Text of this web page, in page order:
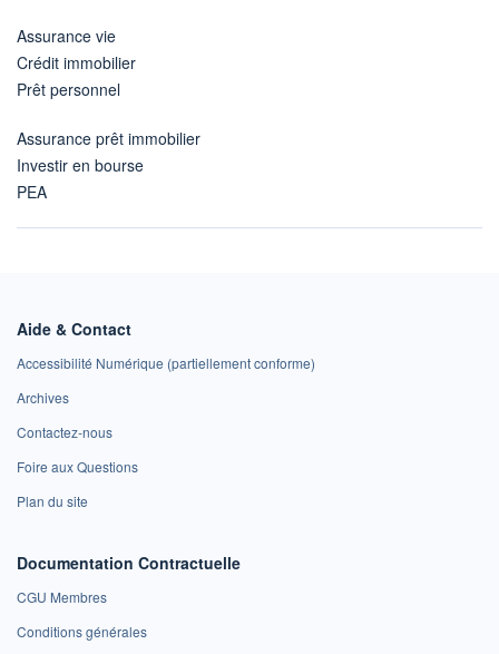
Assurance vie
Crédit immobilier
Prêt personnel
Assurance prêt immobilier
Investir en bourse
PEA
Aide & Contact
Accessibilité Numérique (partiellement conforme)
Archives
Contactez-nous
Foire aux Questions
Plan du site
Documentation Contractuelle
CGU Membres
Conditions générales